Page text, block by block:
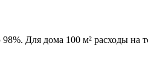
Для дома 100 м² расходы на